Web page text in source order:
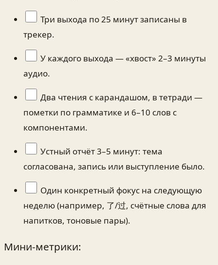
Три выхода по 25 минут записаны в
трекер.
У каждого выхода — «хвост» 2–3 минуты
аудио.
Два чтения с карандашом, в тетради —
пометки по грамматике и 6–10 слов с
компонентами.
Устный отчёт 3–5 минут: тема
согласована, запись или выступление было.
Один конкретный фокус на следующую
неделю (например, 了/过, счётные слова для
напитков, тоновые пары).
Мини‑метрики: